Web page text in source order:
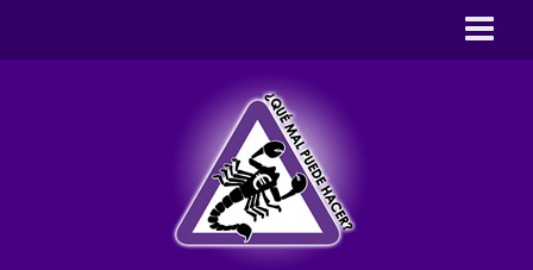
Pseudociencia en medios
Pseudociencia institucional